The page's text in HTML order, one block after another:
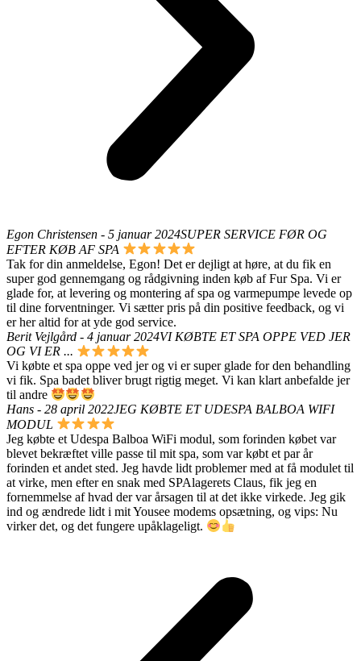
Egon Christensen - 5 januar 2024SUPER SERVICE FØR OG
EFTER KØB AF SPA
Tak for din anmeldelse, Egon! Det er dejligt at høre, at du fik en
super god gennemgang og rådgivning inden køb af Fur Spa. Vi er
glade for, at levering og montering af spa og varmepumpe levede op
til dine forventninger. Vi sætter pris på din positive feedback, og vi
er her altid for at yde god service.
Berit Vejlgård - 4 januar 2024VI KØBTE ET SPA OPPE VED JER
OG VI ER ...
Vi købte et spa oppe ved jer og vi er super glade for den behandling
vi fik. Spa badet bliver brugt rigtig meget. Vi kan klart anbefalde jer
til andre
Hans - 28 april 2022JEG KØBTE ET UDESPA BALBOA WIFI
MODUL
Jeg købte et Udespa Balboa WiFi modul, som forinden købet var
blevet bekræftet ville passe til mit spa, som var købt et par år
forinden et andet sted. Jeg havde lidt problemer med at få modulet til
at virke, men efter en snak med SPAlagerets Claus, fik jeg en
fornemmelse af hvad der var årsagen til at det ikke virkede. Jeg gik
ind og ændrede lidt i mit Yousee modems opsætning, og vips: Nu
virker det, og det fungere upåklageligt.